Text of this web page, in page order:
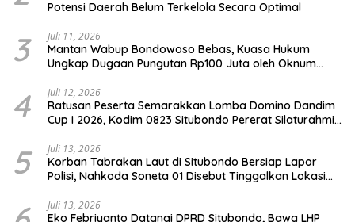
Potensi Daerah Belum Terkelola Secara Optimal
3 Juli 11, 2026
Mantan Wabup Bondowoso Bebas, Kuasa Hukum
Ungkap Dugaan Pungutan Rp100 Juta oleh Oknum
4 Juli 12, 2026
Ratusan Peserta Semarakkan Lomba Domino Dandim
Cup I 2026, Kodim 0823 Situbondo Pererat Silaturahmi
5 Juli 13, 2026
Korban Tabrakan Laut di Situbondo Bersiap Lapor
Polisi, Nahkoda Soneta 01 Disebut Tinggalkan Lokasi
Juli 13, 2026
Eko Febriyanto Datangi DPRD Situbondo, Bawa LHP